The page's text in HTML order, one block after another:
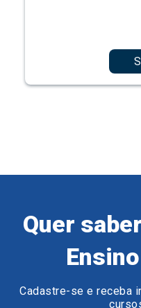
Quer
Cadastre-se e receba